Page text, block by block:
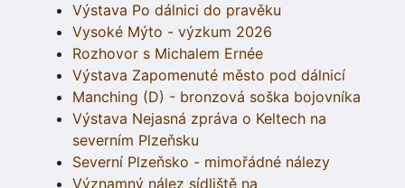
Výstava Po dálnici do pravěku
Vysoké Mýto - výzkum 2026
Rozhovor s Michalem Ernée
Výstava Zapomenuté město pod dálnicí
Manching (D) - bronzová soška bojovníka
Výstava Nejasná zpráva o Keltech na
severním Plzeňsku
Severní Plzeňsko - mimořádné nálezy
Významný nález sídliště na